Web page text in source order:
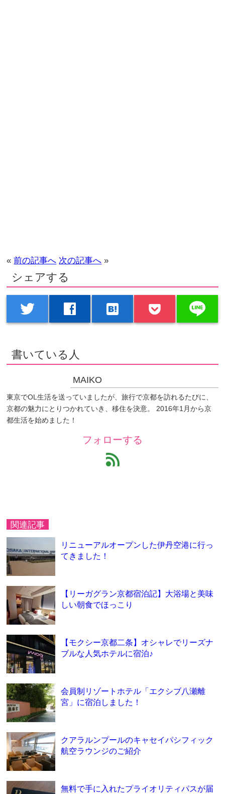
«前の記事へ 次の記事へ »
シェアする
twitter facebook hatenabookmark line
書いている人
MAIKO
東京でOL生活を送っていましたが、旅行で京都を訪れるたびに、
京都の魅力にとりつかれていき、移住を決意。 2016年1月から京
都生活を始めました！
フォローする
feed
関連記事
リニューアルオープンした伊丹空港に行っ
てきました！
【リーガグラン京都宿泊記】大浴場と美味
しい朝食でほっこり
【モクシー京都二条】オシャレでリーズナ
ブルな人気ホテルに宿泊♪
会員制リゾートホテル「エクシブ八瀬離
宮」に宿泊しました！
クアラルンプールのキャセイパシフィック
航空ラウンジのご紹介
無料で手に入れたプライオリティパスが届